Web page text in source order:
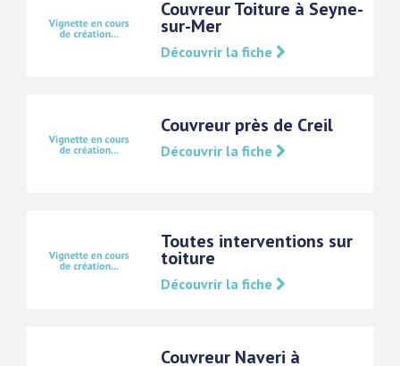
Couvreur Toiture à Seyne-
sur-Mer
Découvrir la fiche
Couvreur près de Creil
Découvrir la fiche
Toutes interventions sur
toiture
Découvrir la fiche
Couvreur Naveri à